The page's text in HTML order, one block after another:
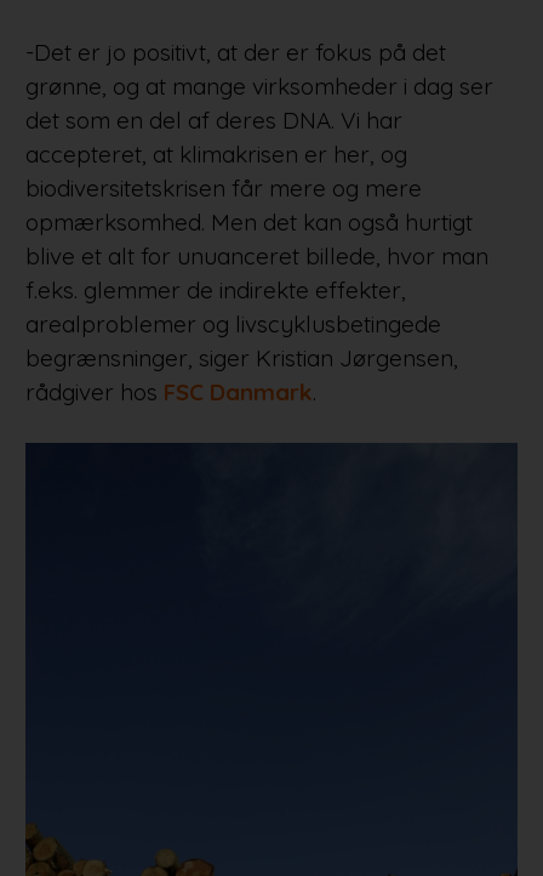
-Det er jo positivt, at der er fokus på det
grønne, og at mange virksomheder i dag ser
det som en del af deres DNA. Vi har
accepteret, at klimakrisen er her, og
biodiversitetskrisen får mere og mere
opmærksomhed. Men det kan også hurtigt
blive et alt for unuanceret billede, hvor man
f.eks. glemmer de indirekte effekter,
arealproblemer og livscyklusbetingede
begrænsninger, siger Kristian Jørgensen,
rådgiver hos FSC Danmark.